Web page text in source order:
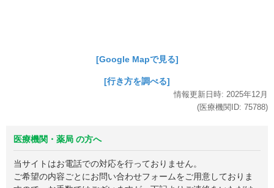
[Google Mapで見る]
[行き方を調べる]
情報更新日時: 2025年12月
(医療機関ID: 75788)
医療機関・薬局 の方へ
当サイトはお電話での対応を行っておりません。
ご希望の内容ごとにお問い合わせフォームをご用意しておりま